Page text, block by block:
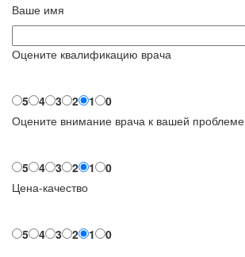
Ваше имя
Оцените квалификацию врача
5 4 3 2 1
0
Оцените внимание врача к вашей проблеме
5 4 3 2 1
0
Цена-качество
5 4 3 2 1 0